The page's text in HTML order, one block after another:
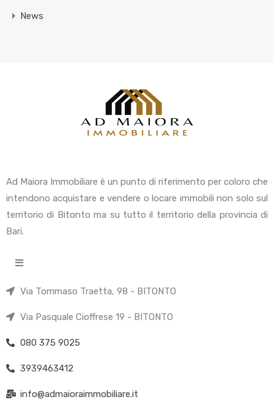
News
Ad Maiora Immobiliare è un punto di riferimento per coloro che
intendono acquistare e vendere o locare immobili non solo sul
territorio di Bitonto ma su tutto il territorio della provincia di
Bari.
Via Tommaso Traetta, 98 - BITONTO
Via Pasquale Cioffrese 19 - BITONTO
080 375 9025
3939463412
info@admaioraimmobiliare.it